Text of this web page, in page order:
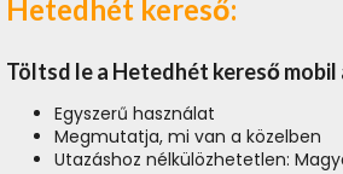
Hetedhét kereső:
Töltsd le a Hetedhét kereső
Egyszerű használat
Megmutatja, mi van a közelben
Utazáshoz nélkülözhetetlen: